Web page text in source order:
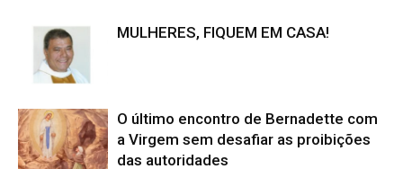
MULHERES, FIQUEM EM CASA!
O último encontro de Bernadette com
a Virgem sem desafiar as proibições
das autoridades